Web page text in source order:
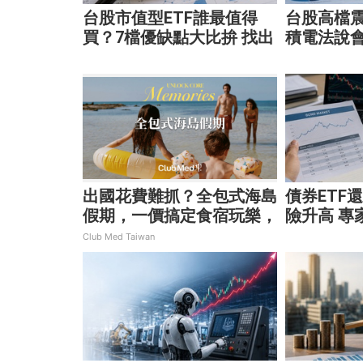
台股市值型ETF誰最值得
買？7檔優缺點大比拚 找出
台股高檔
積電法說
出國花費難抓？全包式海島
假期，一價搞定食宿玩樂，
省錢更省心！
Club Med Taiwan
債券ETF
險升高 專